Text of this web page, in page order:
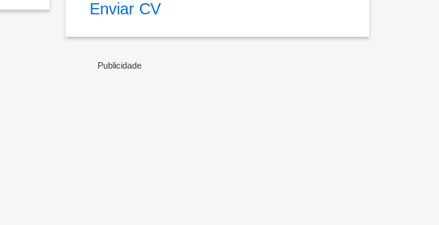
Enviar CV